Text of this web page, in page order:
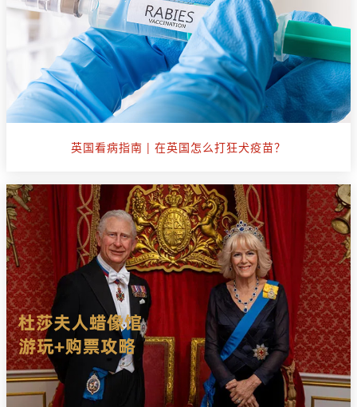
英国看病指南 | 在英国怎么打狂犬疫苗？